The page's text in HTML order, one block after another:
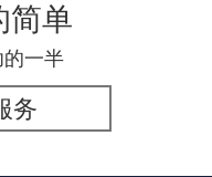
简单
一半
务